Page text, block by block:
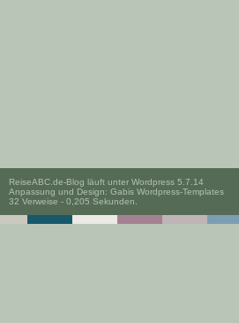
ReiseABC.de-Blog läuft unter Wordpress 5.7.14
Anpassung und Design: Gabis Wordpress-Templates
32 Verweise - 0,205 Sekunden.